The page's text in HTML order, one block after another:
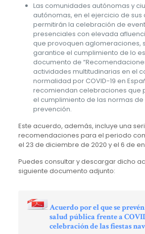
Las comunidades autónomas y
autónomas, en el ejercicio de
permitirán la celebración de
presenciales con elevada
que provoquen aglomeraciones,
garantice el cumplimiento de lo
documento de
actividades multitudinarias en el
normalidad por COVID-19 en
recomiendan celebraciones que
el cumplimiento de las normas de
prevención.
Este acuerdo, además, incluye una
recomendaciones para el periodo
el 23 de diciembre de 2020 y el 6 de
Puedes consultar y descargar dicho
siguiente documento adjunto:
Acuerdo por el que se
salud pública frente a
celebración de las fiestas